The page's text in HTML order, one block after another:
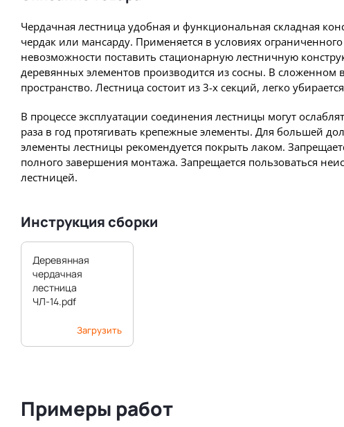
Чердачная лестница удобная и функциональная складная
чердак или мансарду. Применяется в условиях ограниченного
невозможности поставить стационарную лестничную
деревянных элементов производится из сосны. В сложенном
пространство. Лестница состоит из 3-х секций, легко
В процессе эксплуатации соединения лестницы могут
раза в год протягивать крепежные элементы. Для большей
элементы лестницы рекомендуется покрыть лаком.
полного завершения монтажа. Запрещается пользоваться
лестницей.
Инструкция сборки
Деревянная
чердачная
лестница
ЧЛ-14.pdf
Загрузить
Примеры работ